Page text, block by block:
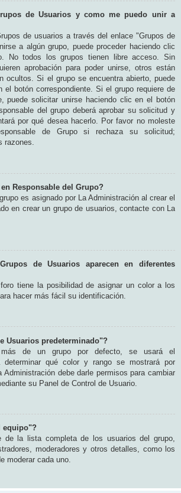
de Usuarios y como me puedo unir a
de usuarios a través del enlace "Grupos de
a algún grupo, puede proceder haciendo clic
No todos los grupos tienen libre acceso. Sin
aprobación para poder unirse, otros están
ocultos. Si el grupo se encuentra abierto, puede
el botón correspondiente. Si el grupo requiere de
puede solicitar unirse haciendo clic en el botón
del grupo deberá aprobar su solicitud y
por qué desea hacerlo. Por favor no moleste
de Grupo si rechaza su solicitud;
razones.
Responsable del Grupo?
es asignado por La Administración al crear el
en crear un grupo de usuarios, contacte con La
de Usuarios aparecen en diferentes
foro tiene la posibilidad de asignar un color a los
hacer más fácil su identificación.
Usuarios predeterminado"?
de un grupo por defecto, se usará el
determinar qué color y rango se mostrará por
debe darle permisos para cambiar
su Panel de Control de Usuario.
equipo"?
de la lista completa de los usuarios del grupo,
moderadores y otros detalles, como los
moderar cada uno.